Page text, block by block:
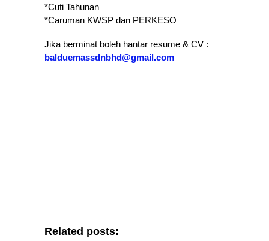
*Cuti Tahunan
* Caruman KWSP dan PERKESO
Jika berminat boleh hantar resume & CV :
balduemassdnbhd@gmail.com
Related posts: